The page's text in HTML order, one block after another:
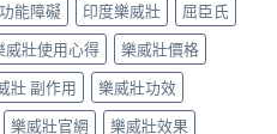
能障礙 印度樂威壯
屈臣氏
威壯使用心得
樂威壯價格
壯 副作用
樂威壯功效
樂威壯官網
樂威壯效果